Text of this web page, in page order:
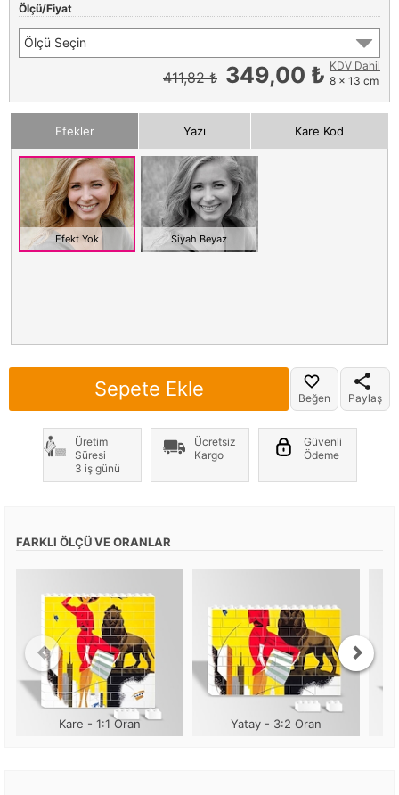
Ölçü/Fiyat
Ölçü Seçin
411,82 ₺ 349,00 ₺ KDV Dahil
8 x 13 cm
Efekler Yazı Kare Kod
Efekt Yok Siyah Beyaz
Sepete Ekle Beğen Paylaş
Üretim
Süresi
3 iş günü
Ücretsiz
Kargo
Güvenli
Ödeme
FARKLI ÖLÇÜ VE ORANLAR
Kare - 1:1 Oran Yatay - 3:2 Oran